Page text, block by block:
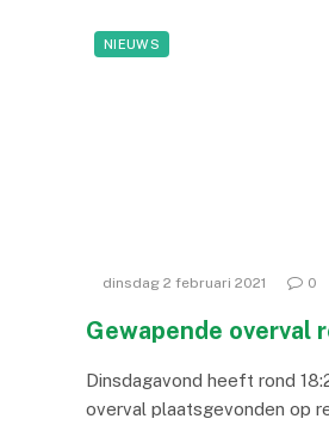
NIEUWS
dinsdag 2 februari 2021 0
Gewapende overval
Dinsdagavond heeft rond
overval plaatsgevonden op